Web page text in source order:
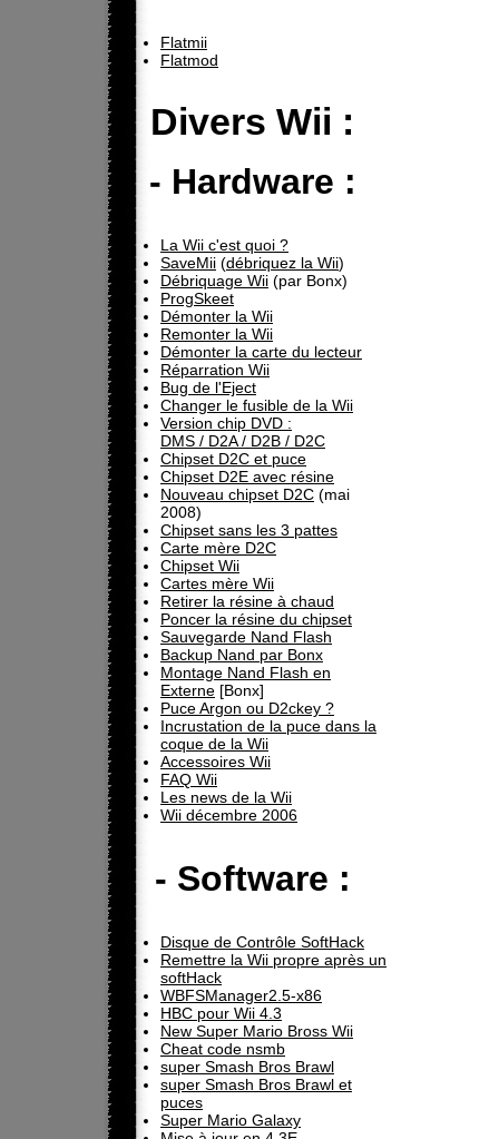
Flatmii
Flatmod
Divers Wii :
- Hardware :
La Wii c'est quoi ?
SaveMii (débriquez la Wii)
Débriquage Wii (par Bonx)
ProgSkeet
Démonter la Wii
Remonter la Wii
Démonter la carte du lecteur
Réparration Wii
Bug de l'Eject
Changer le fusible de la Wii
Version chip DVD :
DMS / D2A / D2B / D2C
Chipset D2C et puce
Chipset D2E avec résine
Nouveau chipset D2C (mai
2008)
Chipset sans les 3 pattes
Carte mère D2C
Chipset Wii
Cartes mère Wii
Retirer la résine à chaud
Poncer la résine du chipset
Sauvegarde Nand Flash
Backup Nand par Bonx
Montage Nand Flash en
Externe [Bonx]
Puce Argon ou D2ckey ?
Incrustation de la puce dans la
coque de la Wii
Accessoires Wii
FAQ Wii
Les news de la Wii
Wii décembre 2006
- Software :
Disque de Contrôle SoftHack
Remettre la Wii propre après un
softHack
WBFSManager2.5-x86
HBC pour Wii 4.3
New Super Mario Bross Wii
Cheat code nsmb
super Smash Bros Brawl
super Smash Bros Brawl et
puces
Super Mario Galaxy